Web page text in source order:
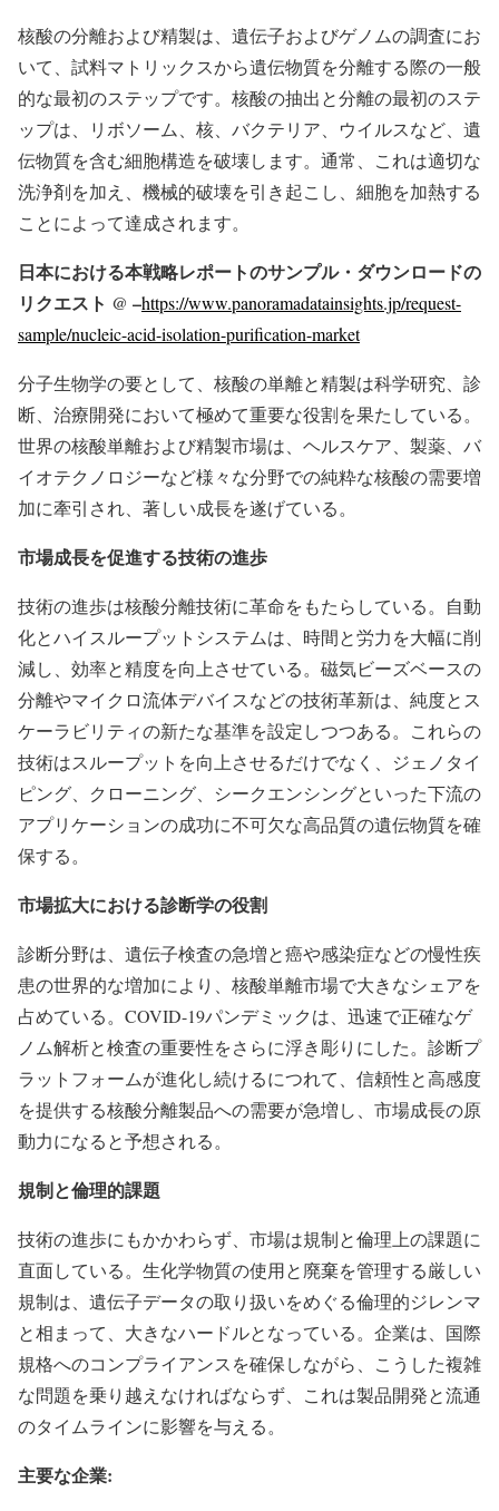
核酸の分離および精製は、遺伝子およびゲノムの調査にお
いて、試料マトリックスから遺伝物質を分離する際の一般
的な最初のステップです。核酸の抽出と分離の最初のステ
ップは、リボソーム、核、バクテリア、ウイルスなど、遺
伝物質を含む細胞構造を破壊します。通常、これは適切な
洗浄剤を加え、機械的破壊を引き起こし、細胞を加熱する
ことによって達成されます。
日本における本戦略レポートのサンプル・ダウンロードの
リクエスト @ –https://www.panoramadatainsights.jp/request-
sample/nucleic-acid-isolation-purification-market
分子生物学の要として、核酸の単離と精製は科学研究、診
断、治療開発において極めて重要な役割を果たしている。
世界の核酸単離および精製市場は、ヘルスケア、製薬、バ
イオテクノロジーなど様々な分野での純粋な核酸の需要増
加に牽引され、著しい成長を遂げている。
市場成長を促進する技術の進歩
技術の進歩は核酸分離技術に革命をもたらしている。自動
化とハイスループットシステムは、時間と労力を大幅に削
減し、効率と精度を向上させている。磁気ビーズベースの
分離やマイクロ流体デバイスなどの技術革新は、純度とス
ケーラビリティの新たな基準を設定しつつある。これらの
技術はスループットを向上させるだけでなく、ジェノタイ
ピング、クローニング、シークエンシングといった下流の
アプリケーションの成功に不可欠な高品質の遺伝物質を確
保する。
市場拡大における診断学の役割
診断分野は、遺伝子検査の急増と癌や感染症などの慢性疾
患の世界的な増加により、核酸単離市場で大きなシェアを
占めている。COVID-19パンデミックは、迅速で正確なゲ
ノム解析と検査の重要性をさらに浮き彫りにした。診断プ
ラットフォームが進化し続けるにつれて、信頼性と高感度
を提供する核酸分離製品への需要が急増し、市場成長の原
動力になると予想される。
規制と倫理的課題
技術の進歩にもかかわらず、市場は規制と倫理上の課題に
直面している。生化学物質の使用と廃棄を管理する厳しい
規制は、遺伝子データの取り扱いをめぐる倫理的ジレンマ
と相まって、大きなハードルとなっている。企業は、国際
規格へのコンプライアンスを確保しながら、こうした複雑
な問題を乗り越えなければならず、これは製品開発と流通
のタイムラインに影響を与える。
主要な企業: